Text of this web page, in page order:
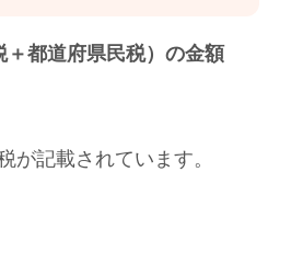
都道府県民税）の金額
が記載されています。